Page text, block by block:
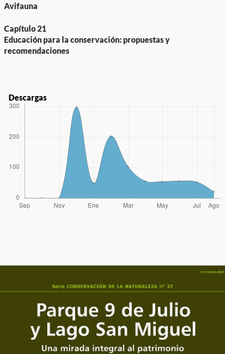
Avifauna
Capítulo 21
Educación para la conservación: propuestas y
recomendaciones
Descargas